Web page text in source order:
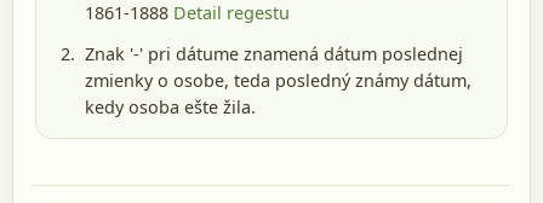
1861-1888 Detail regestu
Znak '-' pri dátume znamená dátum poslednej
zmienky o osobe, teda posledný známy dátum,
kedy osoba ešte žila.